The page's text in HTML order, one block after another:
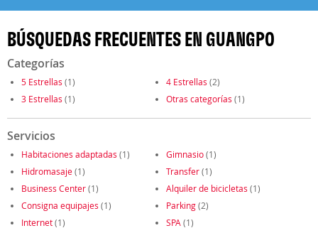
BÚSQUEDAS FRECUENTES EN GUANGPO
Categorías
5 Estrellas (1) 4 Estrellas (2)
3 Estrellas (1) Otras categorías (1)
Servicios
Habitaciones adaptadas (1) Gimnasio(1)
Hidromasaje(1) Transfer(1)
Business Center(1) Alquiler de bicicletas (1)
Consigna equipajes (1) Parking(2)
Internet(1) SPA (1)